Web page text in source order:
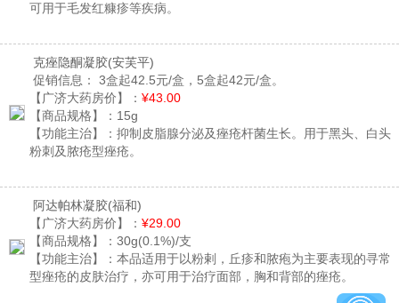
可用于毛发红糠疹等疾病。
克痤隐酮凝胶(安芙平)
促销信息：
3盒起42.5元/盒，5盒起42元/盒。
【广济大药房价】： ¥43.00
【商品规格】： 15g
【功能主治】： 抑制皮脂腺分泌及痤疮杆菌生长。用于黑头、白头
粉刺及脓疮型痤疮。
阿达帕林凝胶(福和)
【广济大药房价】： ¥29.00
【商品规格】： 30g(0.1%)/支
【功能主治】： 本品适用于以粉剌，丘疹和脓疱为主要表现的寻常
型痤疮的皮肤治疗，亦可用于治疗面部，胸和背部的痤疮。